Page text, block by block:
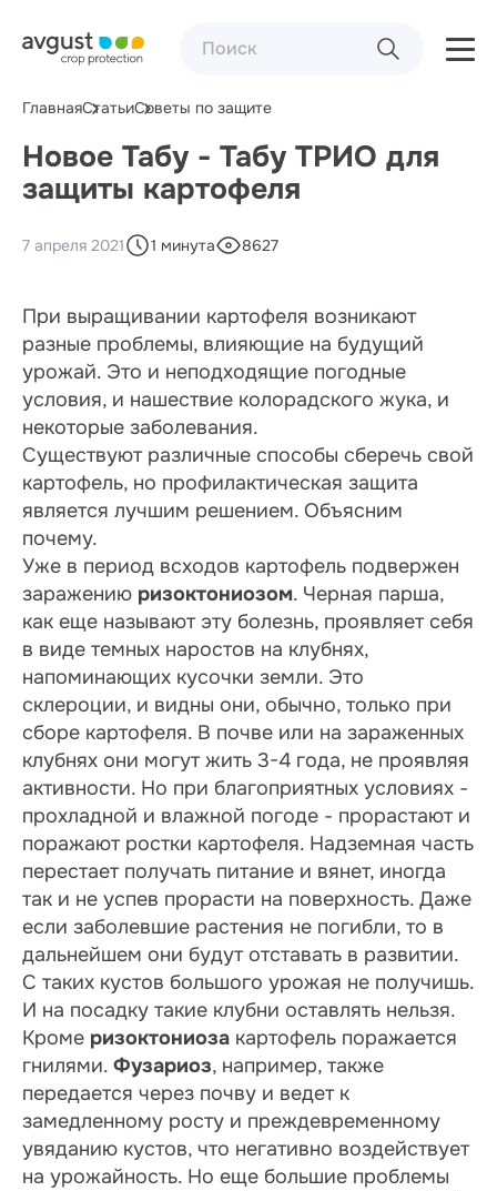
ГлавнаяСтатьиСоветы по защите
Новое Табу - Табу ТРИО для
защиты картофеля
7 апреля 2021 1 минута 8627
При выращивании картофеля возникают
разные проблемы, влияющие на будущий
урожай. Это и неподходящие погодные
условия, и нашествие колорадского жука, и
некоторые заболевания.
Существуют различные способы сберечь свой
картофель, но профилактическая защита
является лучшим решением. Объясним
почему.
Уже в период всходов картофель подвержен
заражению ризоктониозом. Черная парша,
как еще называют эту болезнь, проявляет себя
в виде темных наростов на клубнях,
напоминающих кусочки земли. Это
склероции, и видны они, обычно, только при
сборе картофеля. В почве или на зараженных
клубнях они могут жить 3-4 года, не проявляя
активности. Но при благоприятных условиях -
прохладной и влажной погоде - прорастают и
поражают ростки картофеля. Надземная часть
перестает получать питание и вянет, иногда
так и не успев прорасти на поверхность. Даже
если заболевшие растения не погибли, то в
дальнейшем они будут отставать в развитии.
С таких кустов большого урожая не получишь.
И на посадку такие клубни оставлять нельзя.
Кроме ризоктониоза картофель поражается
гнилями. Фузариоз, например, также
передается через почву и ведет к
замедленному росту и преждевременному
увяданию кустов, что негативно воздействует
на урожайность. Но еще большие проблемы